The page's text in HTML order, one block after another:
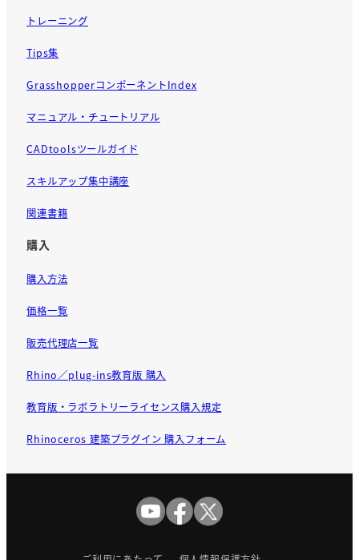
トレーニング
Tips集
GrasshopperコンポーネントIndex
マニュアル・チュートリアル
CADtoolsツールガイド
スキルアップ集中講座
関連書籍
購入
購入方法
価格一覧
販売代理店一覧
Rhino／plug-ins教育版 購入
教育版・ラボラトリーライセンス購入規定
Rhinoceros 建築プラグイン 購入フォーム